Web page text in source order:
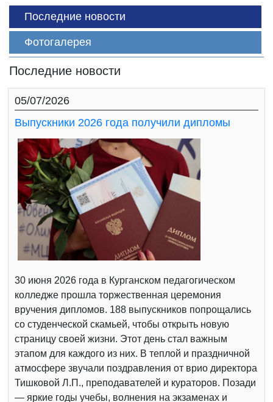
Последние новости
Фотогалерея
Последние новости
05/07/2026
Выпускники 2026 года получили дипломы
30 июня 2026 года в Курганском педагогическом
колледже прошла торжественная церемония
вручения дипломов. 188 выпускников попрощались
со студенческой скамьей, чтобы открыть новую
страницу своей жизни. Этот день стал важным
этапом для каждого из них. В теплой и праздничной
атмосфере звучали поздравления от врио директора
Тишковой Л.П., преподавателей и кураторов. Позади
— яркие годы учебы, волнения на экзаменах и